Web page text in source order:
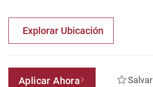
Explorar Ubicación
Aplicar Ahora Salvar